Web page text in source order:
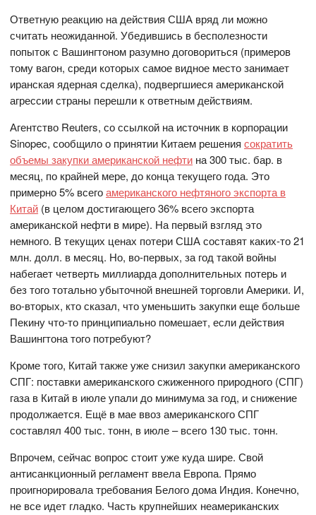
Ответную реакцию на действия США вряд ли можно
считать неожиданной. Убедившись в бесполезности
попыток с Вашингтоном разумно договориться (примеров
тому вагон, среди которых самое видное место занимает
иранская ядерная сделка), подвергшиеся американской
агрессии страны перешли к ответным действиям.
Агентство Reuters, со ссылкой на источник в корпорации
Sinopec, сообщило о принятии Китаем решениясократить
объемы закупки американской нефти на 300 тыс. бар. в
месяц, по крайней мере, до конца текущего года. Это
примерно 5% всегоамериканского нефтяного экспорта в
Китай (в целом достигающего 36% всего экспорта
американской нефти в мире). На первый взгляд это
немного. В текущих ценах потери США составят каких-то 21
млн. долл. в месяц. Но, во-первых, за год такой войны
набегает четверть миллиарда дополнительных потерь и
без того тотально убыточной внешней торговли Америки. И,
во-вторых, кто сказал, что уменьшить закупки еще больше
Пекину что-то принципиально помешает, если действия
Вашингтона того потребуют?
Кроме того, Китай также уже снизил закупки американского
СПГ: поставки американского сжиженного природного (СПГ)
газа в Китай в июле упали до минимума за год, и снижение
продолжается. Ещё в мае ввоз американского СПГ
составлял 400 тыс. тонн, в июле – всего 130 тыс. тонн.
Впрочем, сейчас вопрос стоит уже куда шире. Свой
антисанкционный регламент ввела Европа. Прямо
проигнорировала требования Белого дома Индия. Конечно,
не все идет гладко. Часть крупнейших неамериканских